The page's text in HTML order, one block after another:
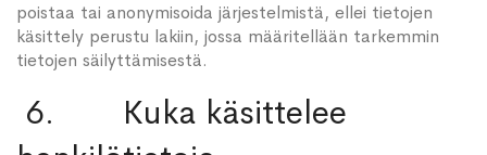
poistaa tai anonymisoida järjestelmistä, ellei tietojen
käsittely perustu lakiin, jossa määritellään tarkemmin
tietojen säilyttämisestä.
6. Kuka käsittelee